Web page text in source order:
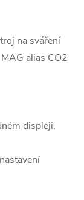
na sváření
alias CO2
displeji,